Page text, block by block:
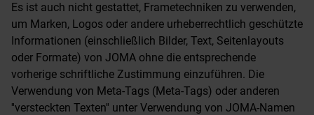
Es ist auch nicht gestattet, Frametechniken zu verwenden,
um Marken, Logos oder andere urheberrechtlich geschützte
Informationen (einschließlich Bilder, Text, Seitenlayouts
oder Formate) von JOMA ohne die entsprechende
vorherige schriftliche Zustimmung einzuführen. Die
Verwendung von Meta-Tags (Meta-Tags) oder anderen
''versteckten Texten'' unter Verwendung von JOMA-Namen